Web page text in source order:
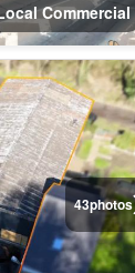
Commercial
43photos